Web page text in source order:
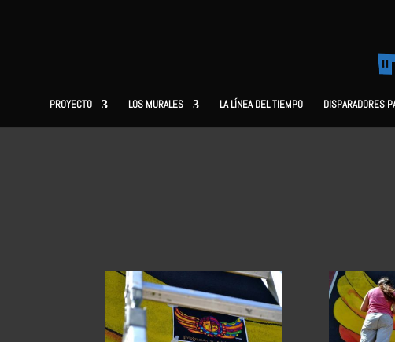
PROYECTO LOS MURALES LA LÍNEA DEL TIEMPO DISPARADORES